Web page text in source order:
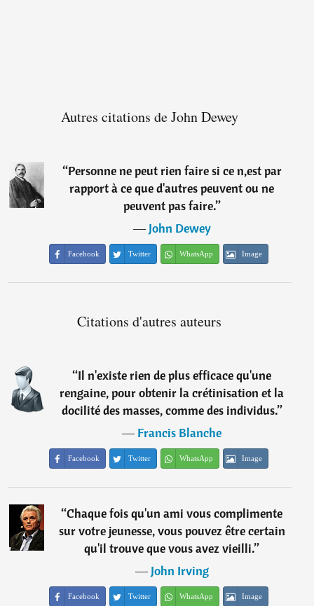
Autres citations de John Dewey
“Personne ne peut rien faire si ce n,est par
rapport à ce que d'autres peuvent ou ne
peuvent pas faire.”
―John Dewey
Facebook Twitter WhatsApp Image
Citations d'autres auteurs
“Il n'existe rien de plus efficace qu'une
rengaine, pour obtenir la crétinisation et la
docilité des masses, comme des individus.”
―Francis Blanche
Facebook Twitter WhatsApp Image
“Chaque fois qu'un ami vous complimente
sur votre jeunesse, vous pouvez être certain
qu'il trouve que vous avez vieilli.”
―John Irving
Facebook Twitter WhatsApp Image